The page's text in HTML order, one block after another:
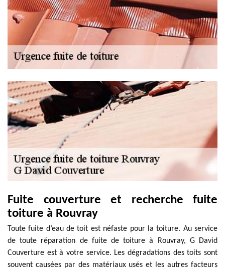
Fuite couverture et recherche fuite
toiture à Rouvray
Toute fuite d’eau de toit est néfaste pour la toiture. Au service
de toute réparation de fuite de toiture à Rouvray, G David
Couverture est à votre service. Les dégradations des toits sont
souvent causées par des matériaux usés et les autres facteurs